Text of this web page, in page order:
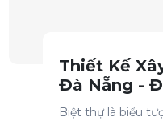
Thiết Kế
Đà Nẵng -
Nghi, Tối
Biệt thự là biểu